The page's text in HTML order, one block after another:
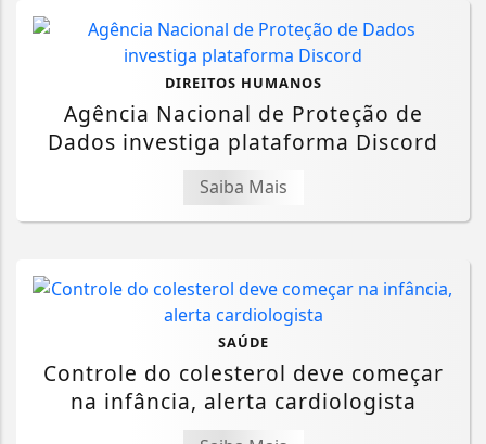
DIREITOS HUMANOS
Agência Nacional de Proteção de
Dados investiga plataforma Discord
Saiba Mais
SAÚDE
Controle do colesterol deve começar
na infância, alerta cardiologista